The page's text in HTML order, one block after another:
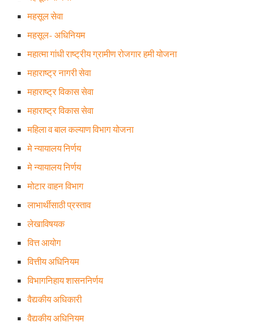
महसूल सेवा
महसूल- अधिनियम
महात्मा गांधी राष्ट्रीय ग्रामीण रोजगार हमी योजना
महाराष्ट्र नागरी सेवा
महाराष्ट्र विकास सेवा
महाराष्ट्र विकास सेवा
महिला व बाल कल्याण विभाग योजना
मे न्यायालय निर्णय
मे न्यायालय निर्णय
मोटार वाहन विभाग
लाभार्थीसाठी प्रस्ताव
लेखाविषयक
वित्त आयोग
वित्तीय अधिनियम
विभागनिहाय शासननिर्णय
वैद्यकीय अधिकारी
वैद्यकीय अधिनियम